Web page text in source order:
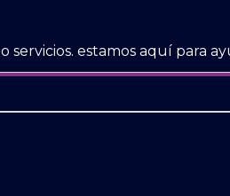
estamos aquí para